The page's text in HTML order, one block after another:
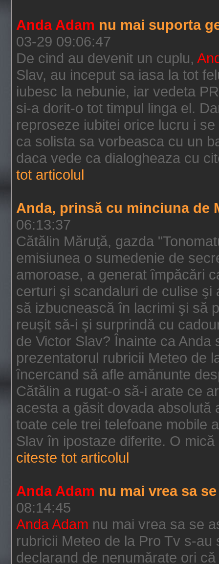
Anda Adam nu mai suporta
03-29 09:06:47
De cind au devenit un cuplu,
Slav, au inceput sa iasa la tot
iubesc la nebunie, iar vedeta
si-a dorit-o tot timpul linga el.
reproseze iubitei orice lucru i
ca solista sa vorbeasca cu un
daca vede ca dialogheaza cu
tot articolul
Anda, prinsă cu minciuna de
06:13:37
Cătălin Măruţă, gazda
emisiunea o sumedenie de
amoroase, a generat împăcări
certuri şi scandaluri de culise
să izbucnească în lacrimi şi să
reuşit să-i şi surprindă cu
de Victor Slav? Înainte ca
prezentatorul rubricii Meteo de
încercand să afle amănunte
Cătălin a rugat-o să-i arate ce
acesta a găsit dovada absolută
toate cele trei telefoane mobile
Slav în ipostaze diferite. O
citeste tot articolul
Anda Adam nu mai vrea sa
08:14:45
Anda Adam nu mai vrea sa se
rubricii Meteo de la Pro Tv s-
declarand de nenumărate ori